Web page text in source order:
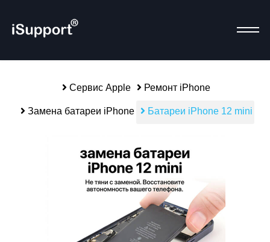
Сервис Apple Ремонт iPhone
Замена батареи iPhone Батареи iPhone 12 mini